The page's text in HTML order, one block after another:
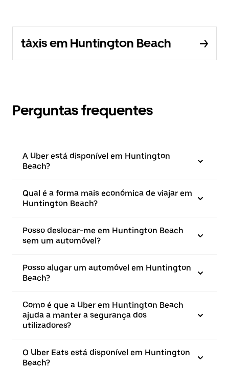
táxis em Huntington Beach
Perguntas frequentes
A Uber está disponível em Huntington
Beach?
Qual é a forma mais económica de viajar em
Huntington Beach?
Posso deslocar-me em Huntington Beach
sem um automóvel?
Posso alugar um automóvel em Huntington
Beach?
Como é que a Uber em Huntington Beach
ajuda a manter a segurança dos
utilizadores?
O Uber Eats está disponível em Huntington
Beach?